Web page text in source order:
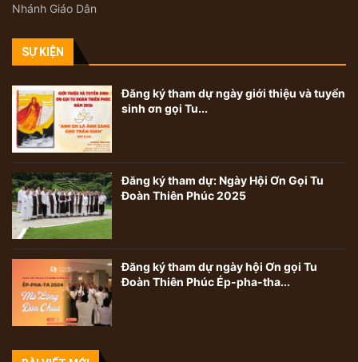
Nhánh Giáo Dân
SỰ KIỆN
Đăng ký tham dự ngày giới thiệu và tuyển
sinh ơn gọi Tu...
Đăng ký tham dự: Ngày Hội Ơn Gọi Tu
Đoàn Thiên Phúc 2025
Đăng ký tham dự ngày hội Ơn gọi Tu
Đoàn Thiên Phúc Ép-pha-tha...